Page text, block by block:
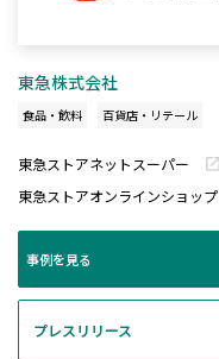
東急株式会社
食品・飲料 百貨店・リテール
東急ストアネットスーパー
東急ストアオンラインショップ
事例を見る
プレスリリース